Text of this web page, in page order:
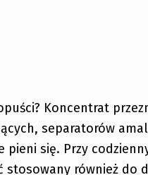
Koncentrat
separatorów
się. Przy
stosowany również do